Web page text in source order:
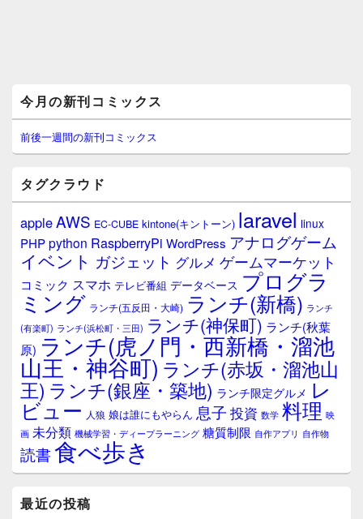
イ
ン
サ
イ
ウ
ィ
ジ
ェ
ア
今月の新刊コミックス
前後一週間の新刊コミックス
タグクラウド
appleAWS EC-CUBE kintone(キントーン) laravel linux
PHPpython RaspberryPi WordPress アナログゲーム
イベント ガジェット グルメ ゲームマーケット
コミック スマホ テレビ番組 データベース プログラ
ミング ランチ(五反田・大崎) ランチ(新橋) ランチ
(有楽町) ランチ(浜松町・三田) ランチ(神保町) ランチ(秋葉
原) ランチ(虎ノ門・西新橋・溜池
山王・神谷町) ランチ(赤坂・溜池山
王) ランチ(銀座・築地) ランチ限定グルメ レ
ビュー 人狼 娘は誰にもやらん 息子 投資 数学 料理 映
画 未分類 機械学習・ディープラーニング 糖質制限 自作アプリ 自作物
読書食べ歩き
最近の投稿